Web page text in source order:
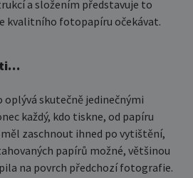
a složením představuje to
kvalitního fotopapíru očekávat.
skutečně jedinečnými
každý, kdo tiskne, od papíru
zaschnout ihned po vytištění,
papírů možné, většinou
na povrch předchozí fotografie.